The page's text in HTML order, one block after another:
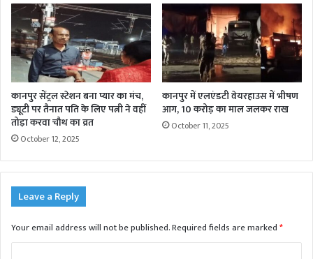
कानपुर सेंट्रल स्टेशन बना प्यार का मंच,
ड्यूटी पर तैनात पति के लिए पत्नी ने वहीं
तोड़ा करवा चौथ का व्रत
October 12, 2025
कानपुर में एलएंडटी वेयरहाउस में भीषण
आग, 10 करोड़ का माल जलकर राख
October 11, 2025
Leave a Reply
Your email address will not be published.Required fields are marked*